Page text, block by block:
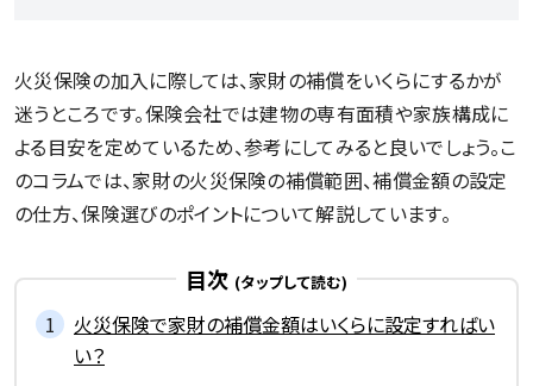
記事一覧を見る
火災保険の加入に際しては、家財の補償をいくらにするかが
迷うところです。保険会社では建物の専有面積や家族構成に
よる目安を定めているため、参考にしてみると良いでしょう。こ
のコラムでは、家財の火災保険の補償範囲、補償金額の設定
の仕方、保険選びのポイントについて解説しています。
目次
火災保険で家財の補償金額はいくらに設定すればい
い？